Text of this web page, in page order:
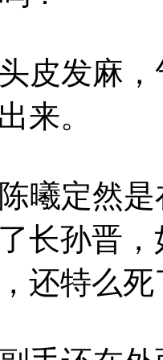
皮发麻，
来。
曦定然是
长孙晋
还特么